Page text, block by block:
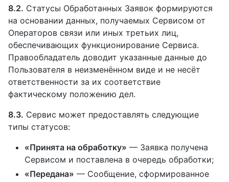
8.2. Статусы Обработанных Заявок формируются
на основании данных, получаемых Сервисом от
Операторов связи или иных третьих лиц,
обеспечивающих функционирование Сервиса.
Правообладатель доводит указанные данные до
Пользователя в неизменённом виде и не несёт
ответственности за их соответствие
фактическому положению дел.
8.3. Сервис может предоставлять следующие
типы статусов:
«Принята на обработку» — Заявка получена
Сервисом и поставлена в очередь обработки;
«Передана» — Сообщение, сформированное